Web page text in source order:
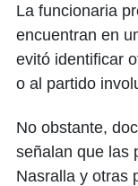
La funcionaria
encuentran en
evitó identificar
o al partido
No obstante,
señalan que las
Nasralla y otras